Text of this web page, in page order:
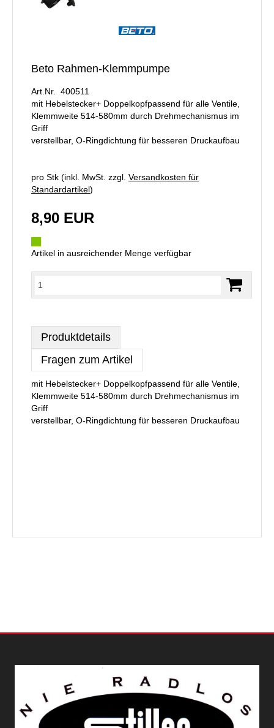
Beto Rahmen-Klemmpumpe
Art.Nr. 400511
mit Hebelstecker+ Doppelkopfpassend für alle Ventile,
Klemmweite 514-580mm durch Drehmechanismus im
Griff
verstellbar, O-Ringdichtung für besseren Druckaufbau
pro Stk (inkl. MwSt. zzgl. Versandkosten für
Standardartikel)
8,90 EUR
Artikel in ausreichender Menge verfügbar
Produktdetails
Fragen zum Artikel
mit Hebelstecker+ Doppelkopfpassend für alle Ventile,
Klemmweite 514-580mm durch Drehmechanismus im
Griff
verstellbar, O-Ringdichtung für besseren Druckaufbau